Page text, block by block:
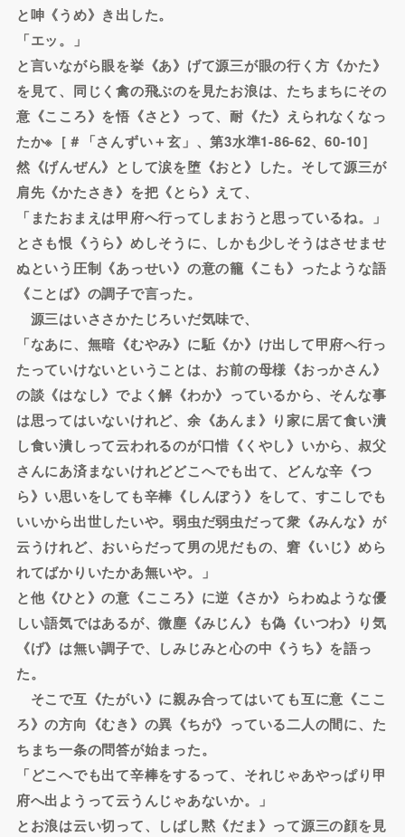
と呻《うめ》き出した。
「エッ。」
と言いながら眼を挙《あ》げて源三が眼の行く方《かた》
を見て、同じく禽の飛ぶのを見たお浪は、たちまちにその
意《こころ》を悟《さと》って、耐《た》えられなくなっ
たか※［＃「さんずい＋玄」、第3水準1-86-62、60-10］
然《げんぜん》として涙を堕《おと》した。そして源三が
肩先《かたさき》を把《とら》えて、
「またおまえは甲府へ行ってしまおうと思っているね。」
とさも恨《うら》めしそうに、しかも少しそうはさせませ
ぬという圧制《あっせい》の意の籠《こも》ったような語
《ことば》の調子で言った。
源三はいささかたじろいだ気味で、
「なあに、無暗《むやみ》に駈《か》け出して甲府へ行っ
たっていけないということは、お前の母様《おっかさん》
の談《はなし》でよく解《わか》っているから、そんな事
は思ってはいないけれど、余《あんま》り家に居て食い潰
し食い潰しって云われるのが口惜《くやし》いから、叔父
さんにあ済まないけれどどこへでも出て、どんな辛《つ
ら》い思いをしても辛棒《しんぼう》をして、すこしでも
いいから出世したいや。弱虫だ弱虫だって衆《みんな》が
云うけれど、おいらだって男の児だもの、窘《いじ》めら
れてばかりいたかあ無いや。」
と他《ひと》の意《こころ》に逆《さか》らわぬような優
しい語気ではあるが、微塵《みじん》も偽《いつわ》り気
《げ》は無い調子で、しみじみと心の中《うち》を語っ
た。
そこで互《たがい》に親み合ってはいても互に意《ここ
ろ》の方向《むき》の異《ちが》っている二人の間に、た
ちまち一条の問答が始まった。
「どこへでも出て辛棒をするって、それじゃあやっぱり甲
府へ出ようって云うんじゃあないか。」
とお浪は云い切って、しばし黙《だま》って源三の顔を見